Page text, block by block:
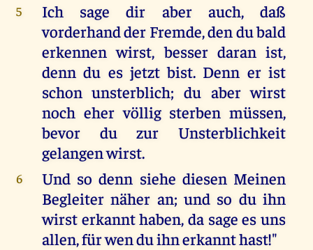
5
Ich sage dir aber auch, daß
vorderhand der Fremde, den du bald
erkennen wirst, besser daran ist,
denn du es jetzt bist. Denn er ist
schon unsterblich; du aber wirst
noch eher völlig sterben müssen,
bevor du zur Unsterblichkeit
gelangen wirst.
6
Und so denn siehe diesen Meinen
Begleiter näher an; und so du ihn
wirst erkannt haben, da sage es uns
allen, für wen du ihn erkannt hast!"